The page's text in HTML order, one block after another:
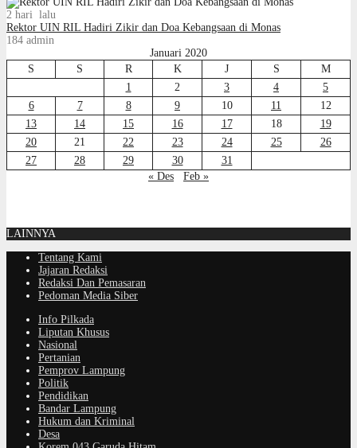
2 hari lalu
Rektor UIN RIL Hadiri Zikir dan Doa Kebangsaan di Monas
184 admin
Januari 2020
S
S R K J S
M
1
2 3 4
5
6
7 8 9 10 11
12
13
14 15 16 17 18
19
20
21 22 23 24 25
26
27
28 29 30
31
« Des
Feb »
LAINNYA
Tentang Kami
Jajaran Redaksi
Redaksi Dan Pemasaran
Pedoman Media Siber
Info Pilkada
Liputan Khusus
Nasional
Pertanian
Pemprov Lampung
Politik
Pendidikan
Bandar Lampung
Hukum dan Kriminal
Desa